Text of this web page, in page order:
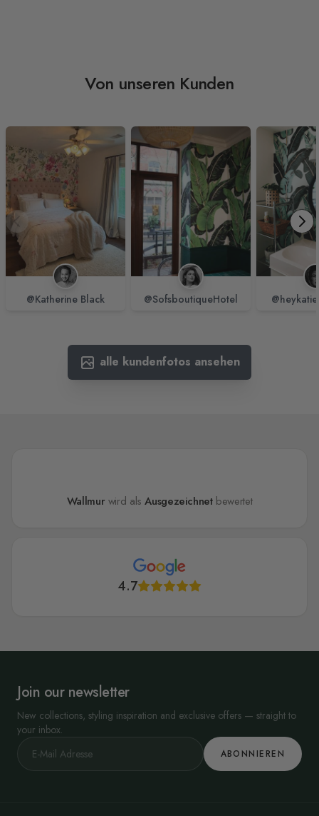
Von unseren Kunden
@Katherine Black @SofsboutiqueHotel
alle kundenfotos ansehen
Wallmur wird alsAusgezeichnetbewertet
4.7
Join our newsletter
New collections, styling inspiration and exclusive offers — straight to
your inbox.
ABONNIEREN